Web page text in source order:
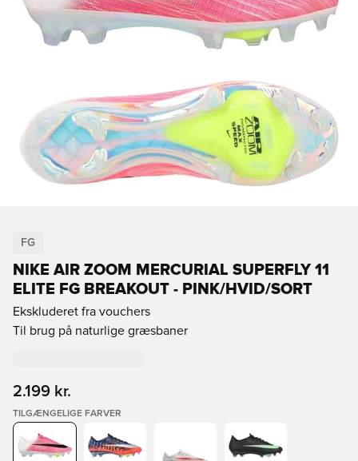
FG
NIKE AIR ZOOM MERCURIAL SUPERFLY 11
ELITE FG BREAKOUT - PINK/HVID/SORT
Ekskluderet fra vouchers
Til brug på naturlige græsbaner
2.199 kr.
TILGÆNGELIGE FARVER